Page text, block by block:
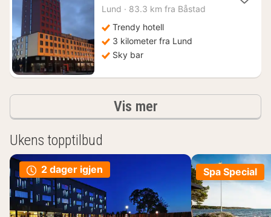
natt
866
kr.
Lund · 83.3 km fra Båstad
Trendy hotell
3 kilometer fra Lund
Sky bar
Vis merResultater
Ukens topptilbud
2 dager igjen Spa Special